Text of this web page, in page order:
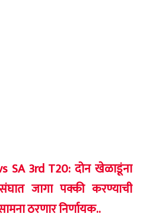
SA 3rd T20: दोन खेळाडूंना
जागा पक्की करण्याची
ठरणार निर्णायक..